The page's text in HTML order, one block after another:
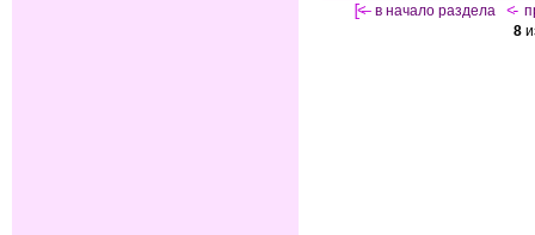
[<— в начало раздела <-
8